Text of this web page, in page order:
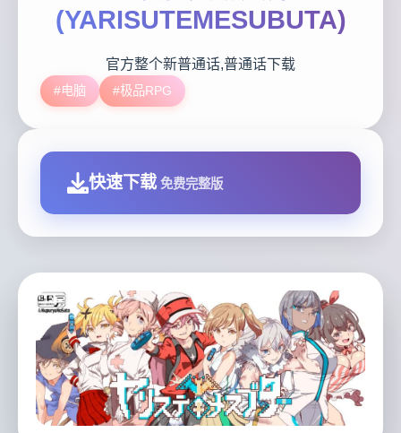
(YARISUTEMESUBUTA)
官方整个新普通话,普通话下载
#电脑 #极品RPG
快速下载 免费完整版